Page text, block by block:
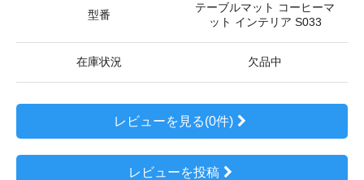
型番
テーブルマット コーヒーマ
ット インテリア S033
在庫状況 欠品中
レビューを見る(0件)
レビューを投稿